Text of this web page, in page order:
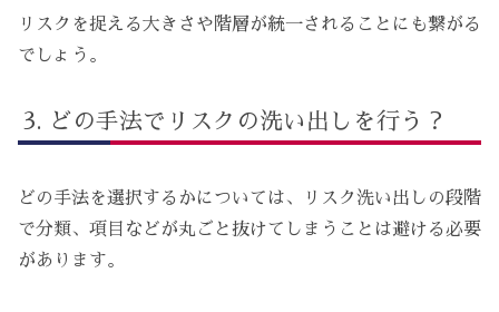
リスクを捉える大きさや階層が統一されることにも繋がる
でしょう。
どの手法でリスクの洗い出しを行う？
どの手法を選択するかについては、リスク洗い出しの段階
で分類、項目などが丸ごと抜けてしまうことは避ける必要
があります。